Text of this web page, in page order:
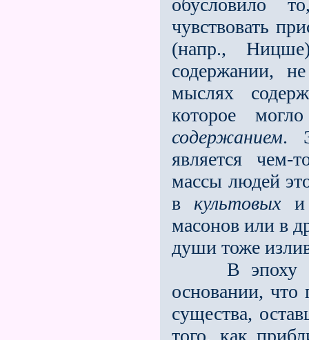
обусловило
чувствовать
(напр.,
содержании,
мыслях
которое
содержанием.
является
массы людей
в культовыхи
масонов или в
души тоже
В эпоху
основании, что
существа,
того, как